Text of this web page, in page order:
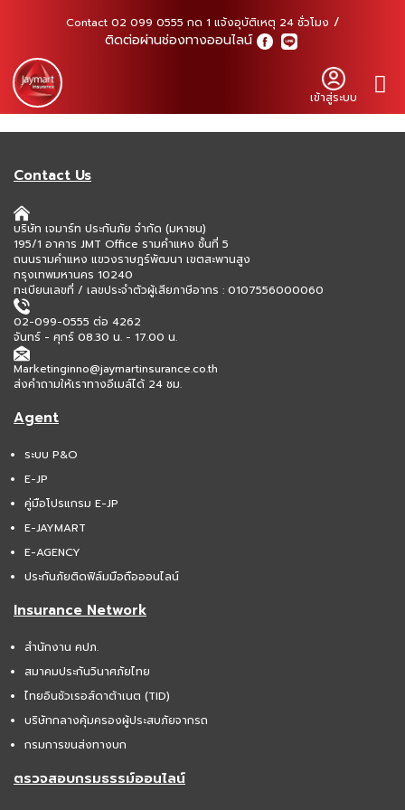
Contact 02 099 0555 กด 1 แจ้งอุบัติเหตุ 24 ชั่วโมง
ติดต่อผ่านช่องทางออนไลน์
เข้าสู่ระบบ
Contact Us
บริษัท เจมาร์ท ประกันภัย จำกัด (มหาชน)
195/1 อาคาร JMT Office รามคำแหง ชั้นที่ 5
ถนนรามคำแหง แขวงราษฎร์พัฒนา เขตสะพานสูง
กรุงเทพมหานคร 10240
ทะเบียนเลขที่ / เลขประจำตัวผู้เสียภาษีอากร : 0107556000060
02-099-0555 ต่อ 4262
จันทร์ - ศุกร์ 08.30 น. - 17.00 น.
Marketinginno@jaymartinsurance.co.th
ส่งคำถามให้เราทางอีเมล์ได้ 24 ชม.
Agent
ระบบ P&O
E-JP
คู่มือโปรแกรม E-JP
E-JAYMART
E-AGENCY
ประกันภัยติดฟิล์มมือถือออนไลน์
Insurance Network
สำนักงาน คปภ.
สมาคมประกันวินาศภัยไทย
ไทยอินชัวเรอส์ดาต้าเนต (TID)
บริษัทกลางคุ้มครองผู้ประสบภัยจากรถ
กรมการขนส่งทางบก
ตรวจสอบกรมธรรม์ออนไลน์